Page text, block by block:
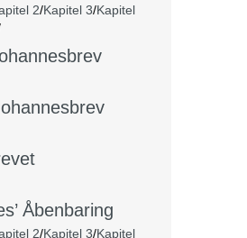
2/Kapitel 3/Kapitel
Åbenbaring
2/Kapitel 3/Kapitel